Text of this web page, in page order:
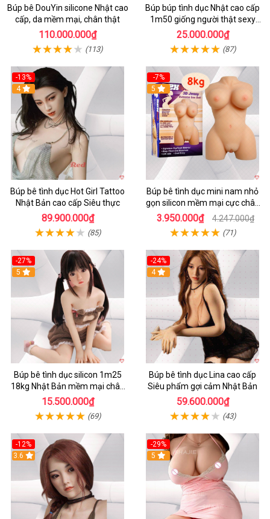
Búp bê DouYin silicone Nhật cao
cấp, da mềm mại, chân thật
110.000.000₫
(113)
Búp búp tình dục Nhật cao cấp
1m50 giống người thật sexy
mềm mại
25.000.000₫
(87)
-13%
4
Búp bê tình dục Hot Girl Tattoo
Nhật Bản cao cấp Siêu thực
89.900.000₫
(85)
-7%
5
Búp bê tình dục mini nam nhỏ
gọn silicon mềm mại cực chân
thực
3.950.000₫ 4.247.000₫
(71)
-27%
5
Búp bê tình dục silicon 1m25
18kg Nhật Bản mềm mại chân
thực giá tốt
15.500.000₫
(69)
-24%
4
Búp bê tình dục Lina cao cấp
Siêu phẩm gợi cảm Nhật Bản
59.600.000₫
(43)
-12%
3.6
-29%
5